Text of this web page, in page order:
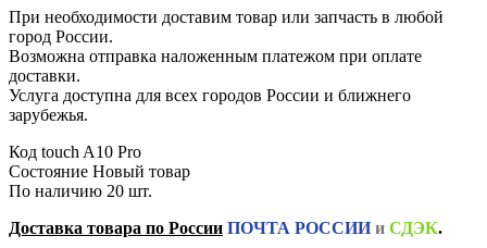
При необходимости доставим товар или запчасть в любой
город России.
Возможна отправка наложенным платежом при оплате
доставки.
Услуга доступна для всех городов России и ближнего
зарубежья.
Код touch A10 Pro
Состояние Новый товар
По наличию 20 шт.
Доставка товара по России ПОЧТА РОССИИи СДЭК.